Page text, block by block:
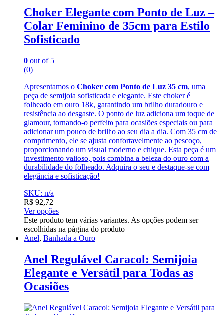
Choker Elegante com Ponto de Luz –
Colar Feminino de 35cm para Estilo
Sofisticado
0 out of 5
(0)
Apresentamos o Choker com Ponto de Luz 35 cm, uma
peça de semijoia sofisticada e elegante. Este choker é
folheado em ouro 18k, garantindo um brilho duradouro e
resistência ao desgaste. O ponto de luz adiciona um toque de
glamour, tornando-o perfeito para ocasiões especiais ou para
adicionar um pouco de brilho ao seu dia a dia. Com 35 cm de
comprimento, ele se ajusta confortavelmente ao pescoço,
proporcionando um visual moderno e chique. Esta peça é um
investimento valioso, pois combina a beleza do ouro com a
durabilidade do folheado. Adquira o seu e destaque-se com
elegância e sofisticação!
SKU: n/a
R$ 92,72
Ver opções
Este produto tem várias variantes. As opções podem ser
escolhidas na página do produto
Anel, Banhada a Ouro
Anel Regulável Caracol: Semijoia
Elegante e Versátil para Todas as
Ocasiões